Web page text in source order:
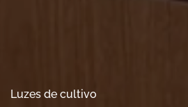
Luzes de cultivo